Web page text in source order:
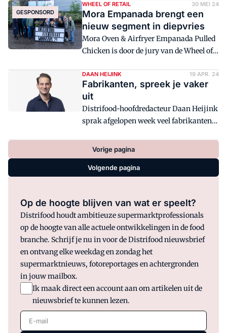
Bolletje richt zich hiermee met succes op
een nieuwe, jongere doelgroep. Goed
voor Bolletje én voor de retail.
GESPONSORD
WHEEL OF RETAIL 30 MEI 24
Mora Empanada brengt een
nieuw segment in diepvries
Mora Oven & Airfryer Empanada Pulled
Chicken is door de jury van de Wheel of
categorie Diepvries. Een terechte
beloning, want Van Geloven voegt met
succes een nieuw segment en een nieuw
gebruiksmoment toe aan het schap.
DAAN HEIJINK 19 APR. 24
Fabrikanten, spreek je vaker
uit
Distrifood-hoofdredacteur Daan Heijink
sprak afgelopen week veel fabrikanten
Retail-prijzen. Hij trof gelukkige
winnaars, maar hoorde ook regelmatig
kritiek op retailers.
Vorige pagina
Volgende pagina
Op de hoogte blijven van wat er speelt?
Distrifood houdt ambitieuze supermarktprofessionals
op de hoogte van alle actuele ontwikkelingen in de food
branche. Schrijf je nu in voor de Distrifood nieuwsbrief
en ontvang elke weekdag en zondag het
supermarktnieuws, fotoreportages en achtergronden
in jouw mailbox.
Ik maak direct een account aan om artikelen uit de
nieuwsbrief te kunnen lezen.
E-mail